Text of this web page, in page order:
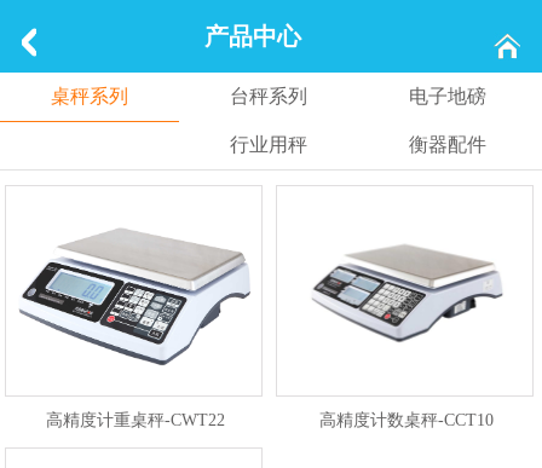
产品中心
桌秤系列 台秤系列 电子地磅
行业用秤 衡器配件
高精度计重桌秤-CWT22 高精度计数桌秤-CCT10